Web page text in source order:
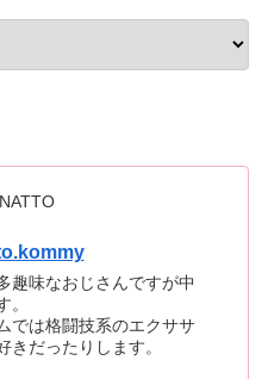
趣味なおじさんですが中
。
では格闘技系のエクササ
きだったりします。